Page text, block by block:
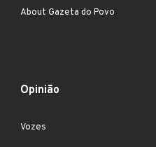
About Gazeta do Povo
Opinião
Vozes